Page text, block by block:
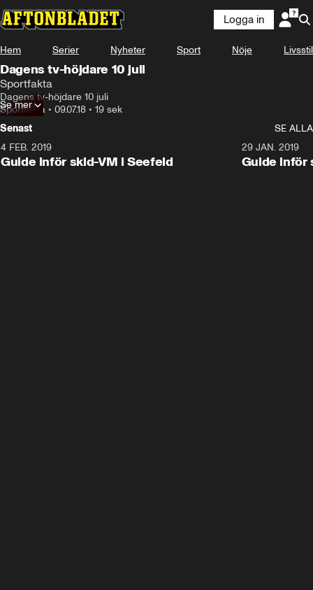
Logga in
Hem Serier Nyheter Sport Nöje Livsstil
Dagens tv-höjdare 10 juli
Sportfakta
Dagens tv-höjdare 10 juli
Sportfakta • 09.07.18 • 19 sek
Se mer
Senast
SE ALLA
4 FEB. 2019
Guide inför skid-VM i Seefeld
29 JAN. 2019
Guide inför